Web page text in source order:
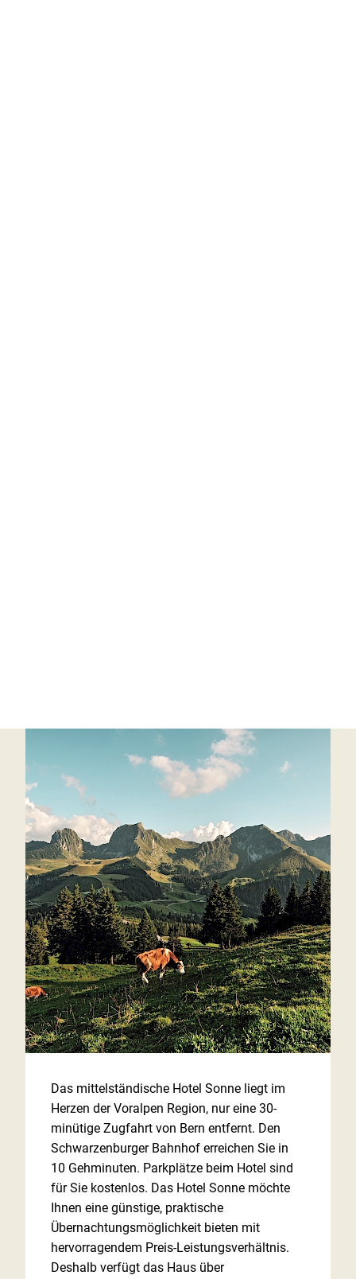
Das mittelständische Hotel Sonne liegt im
Herzen der Voralpen Region, nur eine 30-
minütige Zugfahrt von Bern entfernt. Den
Schwarzenburger Bahnhof erreichen Sie in
10 Gehminuten. Parkplätze beim Hotel sind
für Sie kostenlos. Das Hotel Sonne möchte
Ihnen eine günstige, praktische
Übernachtungsmöglichkeit bieten mit
hervorragendem Preis-Leistungsverhältnis.
Deshalb verfügt das Haus über